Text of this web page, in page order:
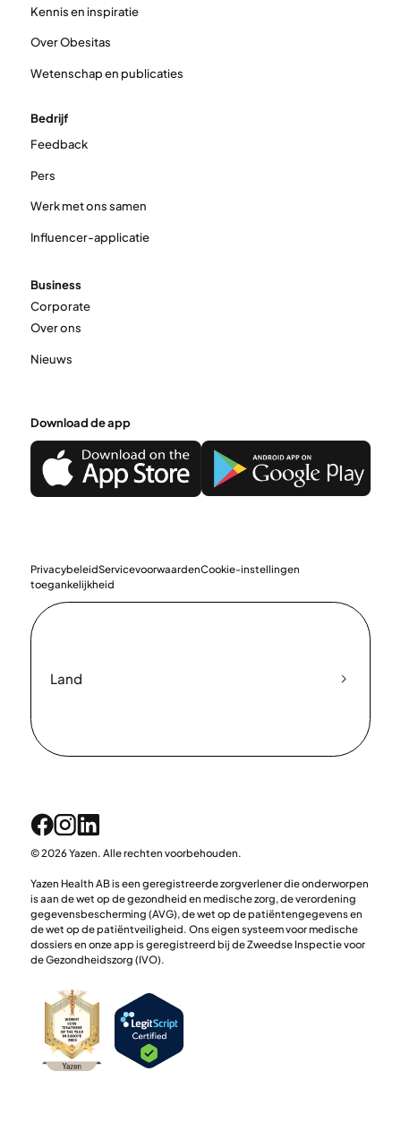
Kennis en inspiratie
Over Obesitas
Wetenschap en publicaties
Bedrijf
Feedback
Pers
Werk met ons samen
Influencer-applicatie
Business
Corporate
Over ons
Nieuws
Download de app
PrivacybeleidServicevoorwaardenCookie-instellingen
toegankelijkheid
Land
© 2026 Yazen. Alle rechten voorbehouden.
Yazen Health AB is een geregistreerde zorgverlener die onderworpen
is aan de wet op de gezondheid en medische zorg, de verordening
gegevensbescherming (AVG), de wet op de patiëntengegevens en
de wet op de patiëntveiligheid. Ons eigen systeem voor medische
dossiers en onze app is geregistreerd bij de Zweedse Inspectie voor
de Gezondheidszorg (IVO).